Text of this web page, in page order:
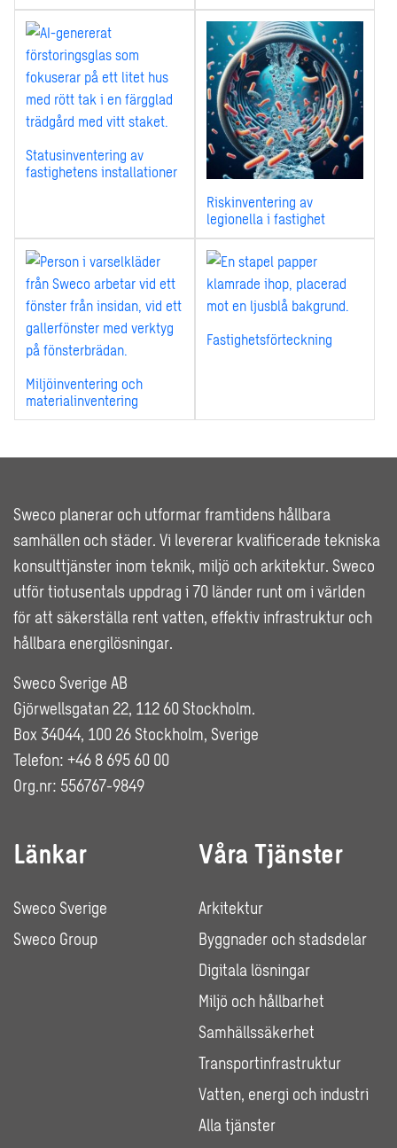
Statusinventering av
fastighetens installationer
Riskinventering av
legionella i fastighet
Miljöinventering och
materialinventering
Fastighetsförteckning
Sweco planerar och utformar framtidens hållbara
samhällen och städer. Vi levererar kvalificerade tekniska
konsulttjänster inom teknik, miljö och arkitektur. Sweco
utför tiotusentals uppdrag i 70 länder runt om i världen
för att säkerställa rent vatten, effektiv infrastruktur och
hållbara energilösningar.
Sweco Sverige AB
Gjörwellsgatan 22, 112 60 Stockholm.
Box 34044, 100 26 Stockholm, Sverige
Telefon: +46 8 695 60 00
Org.nr: 556767-9849
Länkar
Sweco Sverige
Sweco Group
Våra Tjänster
Arkitektur
Byggnader och stadsdelar
Digitala lösningar
Miljö och hållbarhet
Samhällssäkerhet
Transportinfrastruktur
Vatten, energi och industri
Alla tjänster